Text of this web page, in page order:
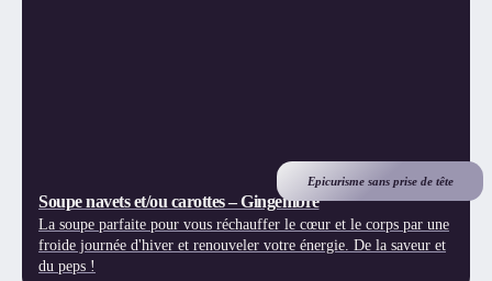
Epicurisme sans prise de tête
Soupe navets et/ou carottes – Gingembre
La soupe parfaite pour vous réchauffer le cœur et le corps par une
froide journée d'hiver et renouveler votre énergie. De la saveur et
du peps !